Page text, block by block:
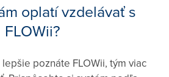
oplatí vzdelávať s
FLOWii?
poznáte FLOWii, tým viac